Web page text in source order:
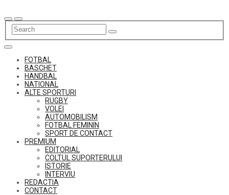
to
content
FOTBAL
BASCHET
HANDBAL
NATIONAL
ALTE SPORTURI
RUGBY
VOLEI
AUTOMOBILISM
FOTBAL FEMININ
SPORT DE CONTACT
PREMIUM
EDITORIAL
COLTUL SUPORTERULUI
ISTORIE
INTERVIU
REDACTIA
CONTACT